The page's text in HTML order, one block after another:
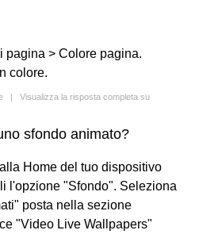
pagina > Colore pagina.
colore.
| Visualizza la risposta completa su
sfondo animato?
Home del tuo dispositivo
l'opzione "Sfondo". Seleziona
posta nella sezione
"Video Live Wallpapers"